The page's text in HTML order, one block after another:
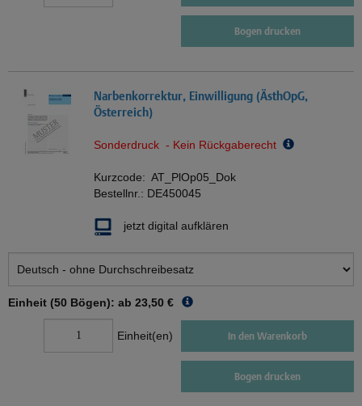
Bogen drucken
Narbenkorrektur, Einwilligung (ÄsthOpG,
Österreich)
Sonderdruck - Kein Rückgaberecht
Kurzcode: AT_PlOp05_Dok
Bestellnr.: DE450045
jetzt digital aufklären
Einheit (50 Bögen): ab 23,50 €
Einheit(en) In den Warenkorb
Bogen drucken